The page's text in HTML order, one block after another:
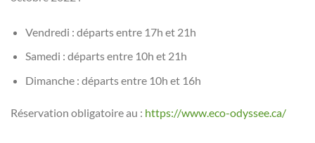
Vendredi : départs entre 17h et 21h
Samedi : départs entre 10h et 21h
Dimanche : départs entre 10h et 16h
Réservation obligatoire au : https://www.eco-odyssee.ca/